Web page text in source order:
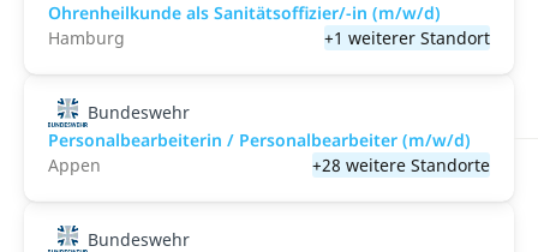
Ohrenheilkunde als Sanitätsoffizier/-in (m/w/d)
Hamburg
+1 weiterer Standort
Bundeswehr
Personalbearbeiterin / Personalbearbeiter (m/w/d)
Appen
+28 weitere Standorte
Bundeswehr